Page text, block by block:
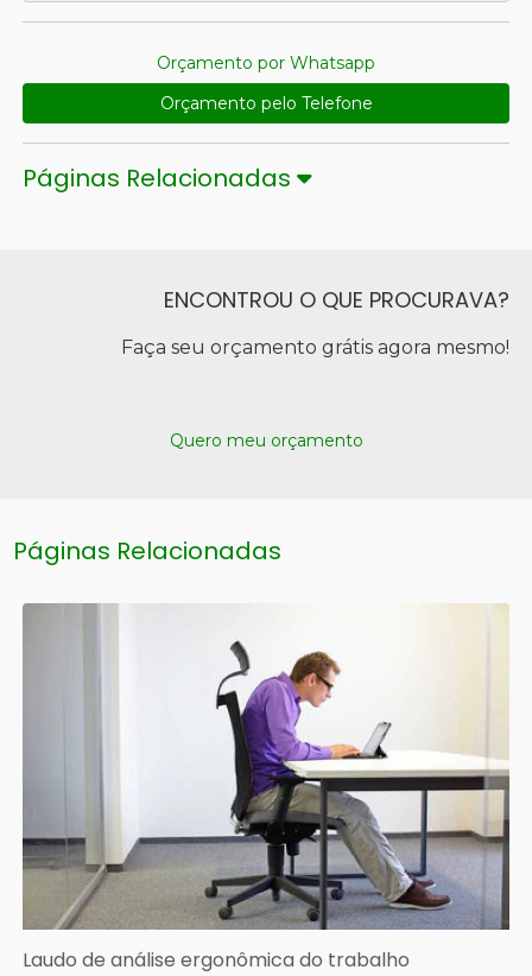
Orçamento por Whatsapp
Orçamento pelo Telefone
Páginas Relacionadas
ENCONTROU O QUE PROCURAVA?
Faça seu orçamento grátis agora mesmo!
Quero meu orçamento
Páginas Relacionadas
Laudo de análise ergonômica do trabalho